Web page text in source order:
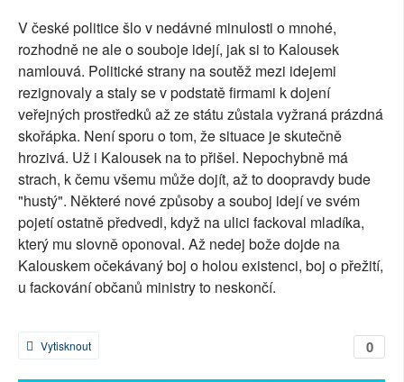
V české politice šlo v nedávné minulosti o mnohé,
rozhodně ne ale o souboje idejí, jak si to Kalousek
namlouvá. Politické strany na soutěž mezi idejemi
rezignovaly a staly se v podstatě firmami k dojení
veřejných prostředků až ze státu zůstala vyžraná prázdná
skořápka. Není sporu o tom, že situace je skutečně
hrozivá. Už i Kalousek na to přišel. Nepochybně má
strach, k čemu všemu může dojít, až to doopravdy bude
"hustý". Některé nové způsoby a souboj idejí ve svém
pojetí ostatně předvedl, když na ulici fackoval mladíka,
který mu slovně oponoval. Až nedej bože dojde na
Kalouskem očekávaný boj o holou existenci, boj o přežití,
u fackování občanů ministry to neskončí.
0
Vytisknout